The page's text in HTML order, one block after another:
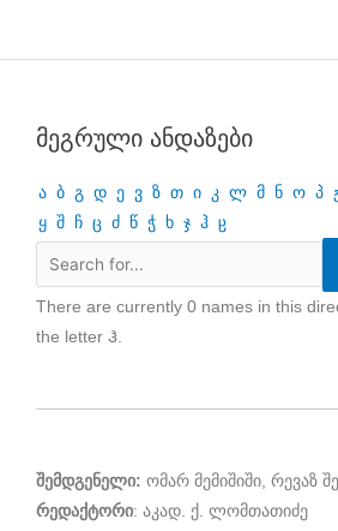
მეგრული ანდაზები
ა ბ გ დ ე ვ ზ თ ი კ ლ მ ნ ო პ
ყ შ ჩ ც ძ წ ჭ ხ ჯ ჰ ჸ
There are currently 0 names in this
the letter Ჰ.
შემდგენელი: ომარ მემიშიში, რევაზ
რედაქტორი: აკად. ქ. ლომთათიძე